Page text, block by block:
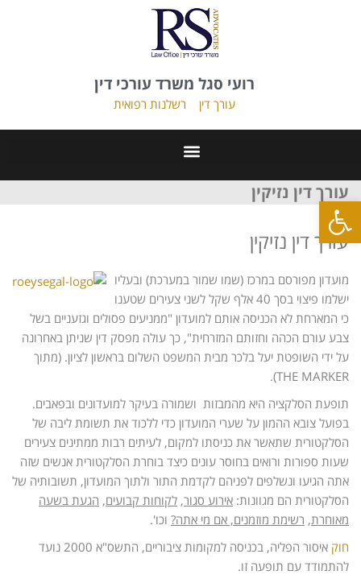
פתח סרגל נגישות
רועי סגל משרד עורכי דין
עורך דין רשלנות רפואית
עורך דין נזיקין
עורך דין נזיקין
מועדון מפורסם במרכז (שמו שמור במערכת) ובעליו
ישלמו פיצוי בסך 40 אלף שקל לשני צעירים שטענו
כי המארחת לא הכניסה אותם למועדון "ממניעים פסולים וגזעניים בשל
צבע עורם הכהה וחזותם המזרחית", כך עולה מפסק דין שניתן באחרונה
על ידי השופטת יעל בלכר מבית המשפט השלום בראשון לציון. (מתוך
THE MARKER).
תופעת הסלקציה היא מהמבזות ושמורה בעיקר למועדונים ובפאבים.
בפועל צובא ההמון על שערי המועדון כדי ללכוד את תשומת ליבה של
הסלקטורית שתאשר את כניסתו למקום, לעיתים רבות ממתינים צעירים
שעות ספורות ורואים בחוסר עונים כיצד בוחרת הסלקטורית אנשים שזה
אתה הגיעו ונשלפים לפניהם לקדמת התור ולתוך המועדון, תשובותיה של
הסלקטורית הם מגוונות: אירוע סגור, לקוחות קבועים, הגעת בשעה
מאוחרת, רשימת מוזמנים, אם מי אתה? וכו'.
חוק
איסור הפליה, בכניסה למקומות ציבוריים, התשס"א 2000 נועד
להתמודד עם תופעה זו.